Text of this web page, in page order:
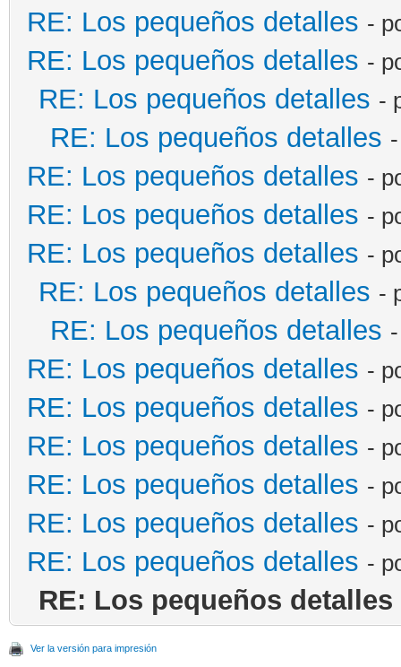
RE: Los pequeños detalles -
RE: Los pequeños detalles -
RE: Los pequeños detalles -
RE: Los pequeños detalles
RE: Los pequeños detalles -
RE: Los pequeños detalles -
RE: Los pequeños detalles -
RE: Los pequeños detalles -
RE: Los pequeños detalles
RE: Los pequeños detalles -
RE: Los pequeños detalles -
RE: Los pequeños detalles -
RE: Los pequeños detalles -
RE: Los pequeños detalles -
RE: Los pequeños detalles -
RE: Los pequeños detalles
Ver la versión para impresión